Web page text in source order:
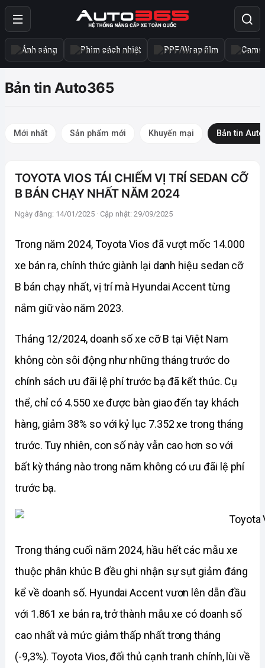
Ánh sáng Phim cách nhiệt PPF/Wrap film
Bản tin Auto365
Mới nhất Sản phẩm mới Khuyến mại Bản tin
TOYOTA VIOS TÁI CHIẾM VỊ TRÍ SEDAN CỠ
B BÁN CHẠY NHẤT NĂM 2024
Ngày đăng: 14/01/2025 · Cập nhật: 29/09/2025
Trong năm 2024, Toyota Vios đã vượt mốc 14.000
xe bán ra, chính thức giành lại danh hiệu sedan cỡ
B bán chạy nhất, vị trí mà Hyundai Accent từng
nắm giữ vào năm 2023.
Tháng 12/2024, doanh số xe cỡ B tại Việt Nam
không còn sôi động như những tháng trước do
chính sách ưu đãi lệ phí trước bạ đã kết thúc. Cụ
thể, chỉ có 4.550 xe được bàn giao đến tay khách
hàng, giảm 38% so với kỷ lục 7.352 xe trong tháng
trước. Tuy nhiên, con số này vẫn cao hơn so với
bất kỳ tháng nào trong năm không có ưu đãi lệ phí
trước bạ.
Trong tháng cuối năm 2024, hầu hết các mẫu xe
thuộc phân khúc B đều ghi nhận sự sụt giảm đáng
kể về doanh số. Hyundai Accent vươn lên dẫn đầu
với 1.861 xe bán ra, trở thành mẫu xe có doanh số
cao nhất và mức giảm thấp nhất trong tháng
(-9,3%). Toyota Vios, đối thủ cạnh tranh chính, lùi về